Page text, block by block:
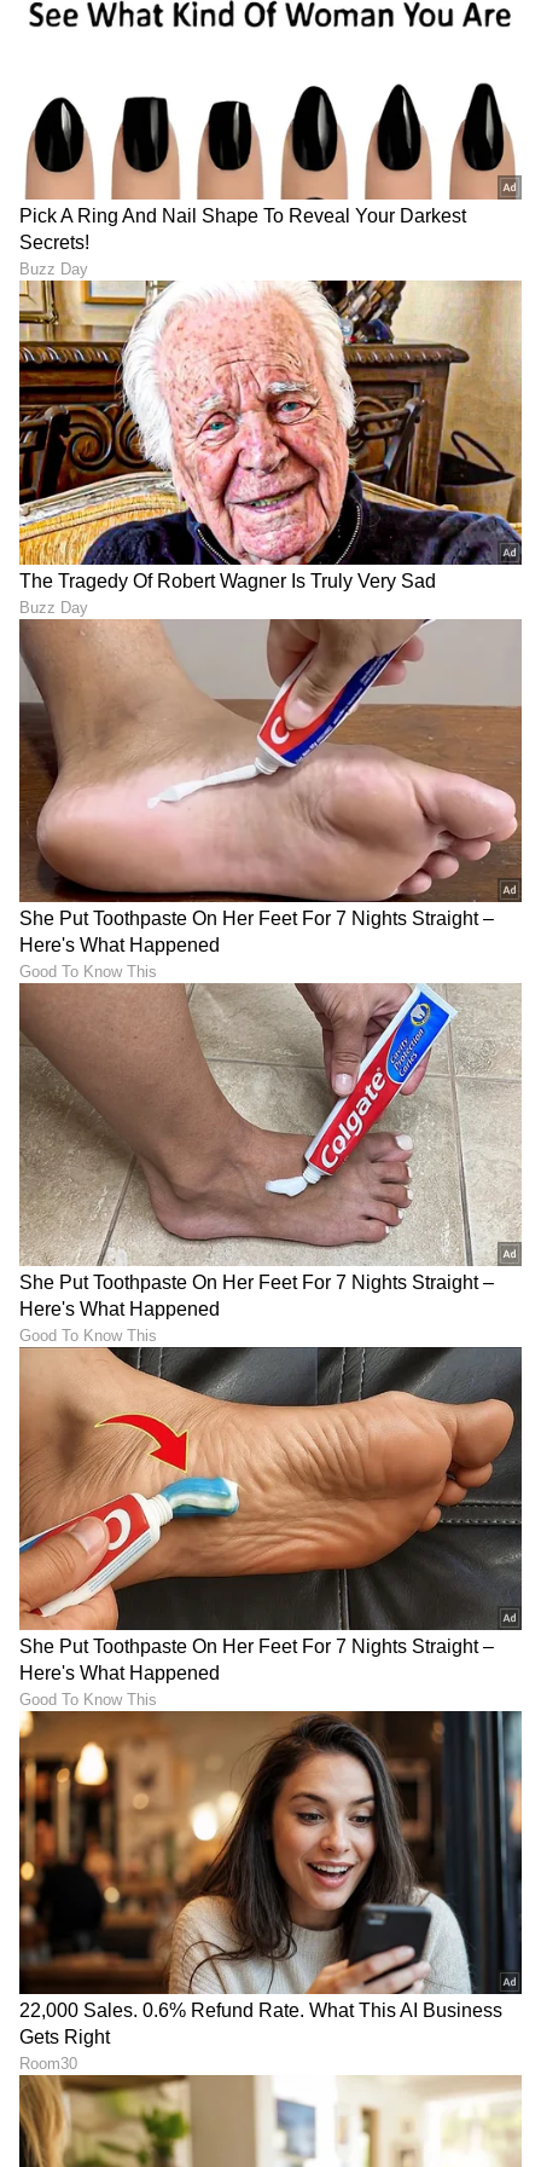
ಸಂಗೀತ ಕೇಳುವುದು ಮತ್ತು ಕ್ರೀಡೆ ನೆಚ್ಚಿನ ಹವ್ಯಾಸಗಳು.
DOWNLOAD APP
RECOMMENDED STORIES
‘ಲೋ ನವೀನ’ ಸಿನಿಮಾ ಹಳ್ಳಿ
ಸೊಗಡಿನಿಂದ ಪ್ರೇಕ್ಷಕರ
ಮನಗೆದ್ದಿದೆ: ನವೀನ್ ಸಜ್ಜು ಹರ್ಷ
ಸಿನಿಮಾ ಬಿಟ್ಟು ಗೇಮಿಂಗ್
ಲೋಕಕ್ಕೆ ಯಶ್ ಎಂಟ್ರಿ? ರಾಕಿಂಗ್
ಸ್ಟಾರ್ ಹೊಸ ನಿರ್ಧಾರ ವೈರಲ್!
ಫ್ಯಾಮಿಲಿ ಜೊತೆ ಬರ್ತ್ ಡೇ
ಸೆಲೆಬ್ರೇಟ್ ಮಾಡಿದ ‘ಗೌರಿ
ಕಲ್ಯಾಣ’ ನಟಿ Shilpa Kamath
Tragedy- Akash Puri: ಪುರಿ
ಜಗನ್ನಾಥ್ ಮಗ ಬಿಚ್ಚಿಟ್ಟ ರಹಸ್ಯ..
ಸ್ಟಾರ್ ಡೈರೆಕ್ಟರ್ ಮಗ ಹಣವಿಲ್ಲದೇ
ಹಾಸ್ಟೆಲ್‌ ಸೇರಬೇಕಾಯ್ತು!
LATEST VIDEOS
"ರಾಜಕೀಯ ಬೇಡ, ಸಿನಿಮಾನೇ ಪ್ರಾಣ":
ಕನಕೋತ್ಸವದಲ್ಲಿ ರಿಷಬ್ ಶೆಟ್ಟಿ | Rishab
Shetty speech | Suvarna News
ಶೇ.50 ರಿಂದ ಶೇ.18 ಕ್ಕೆ TAX ಇಳಿಕೆ: ಮೋದಿ-
ಟ್ರಂಪ್ ಐತಿಹಾಸಿಕ ಒಪ್ಪಂದ | India US
Trade Deal | Party Rounds